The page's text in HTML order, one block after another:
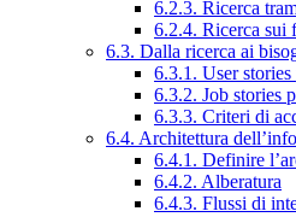
6.2.3. Ricerca
6.2.4. Ricerca sui
6.3. Dalla ricerca ai
6.3.1. User
6.3.2. Job stories
6.3.3. Criteri di
6.4. Architettura
6.4.1. Definire
6.4.2. Alberatura
6.4.3. Flussi di